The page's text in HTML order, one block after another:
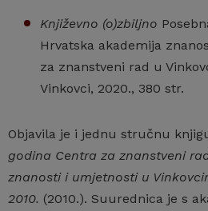
Književno (o)zbiljno
Hrvatska akademija
za znanstveni rad u
Vinkovci, 2020., 380 str.
Objavila je i jednu stručnu
godina Centra za znanstveni
znanosti i umjetnosti u
2010. (2010.). Suurednica je s